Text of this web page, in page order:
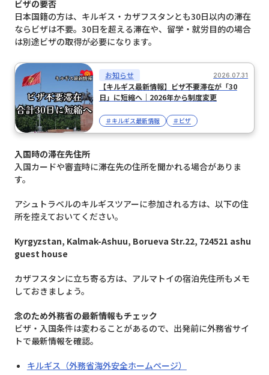
ビザの要否
日本国籍の方は、キルギス・カザフスタンとも30日以内の滞在
ならビザは不要。30日を超える滞在や、留学・就労目的の場合
は別途ビザの取得が必要になります。
お知らせ 2026.07.31
【キルギス最新情報】ビザ不要滞在が「30
日」に短縮へ｜2026年から制度変更
＃キルギス最新情報 ＃ビザ
入国時の滞在先住所
入国カードや審査時に滞在先の住所を聞かれる場合がありま
す。
アシュトラベルのキルギスツアーに参加される方は、以下の住
所を控えておいてください。
Kyrgyzstan, Kalmak-Ashuu, Borueva Str.22, 724521 ashu
guest house
カザフスタンに立ち寄る方は、アルマトイの宿泊先住所もメモ
しておきましょう。
念のため外務省の最新情報もチェック
ビザ・入国条件は変わることがあるので、出発前に外務省サイ
トで最新情報を確認。
キルギス（外務省海外安全ホームページ）